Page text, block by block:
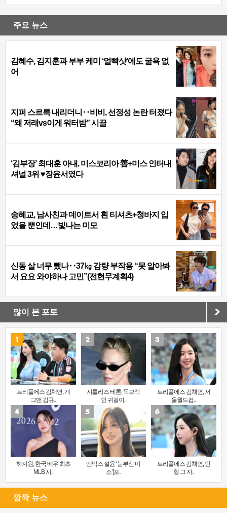
주요 뉴스
김혜수, 김지훈과 부부 케미 ‘얼빡샷’에도 굴욕 없
어
지퍼 스르륵 내리더니‥비비, 선정성 논란 터졌다
“왜 저래vs이게 워터밤” 시끌
‘김부장’ 최대훈 아내, 미스코리아 善+미스 인터내
셔널 3위 ♥장윤서였다
송혜교, 남사친과 데이트서 흰 티셔츠+청바지 입
었을 뿐인데…빛나는 미모
신동 살 너무 뺐나‥37㎏ 감량 부작용 “못 알아봐
서 요요 와야하나 고민”(전현무계획4)
많이 본 포토
트리플에스 김채연, 개
그맨 김규..
샤를리즈 테론, 독보적
인 귀걸이..
트리플에스 김채연, 서
울월드컵..
하지원, 한국 배우 최초
MLB 시..
엔믹스 설윤 ‘눈부신 미
소’[포..
트리플에스 김채연, 인
형 그 자..
깜짝 뉴스